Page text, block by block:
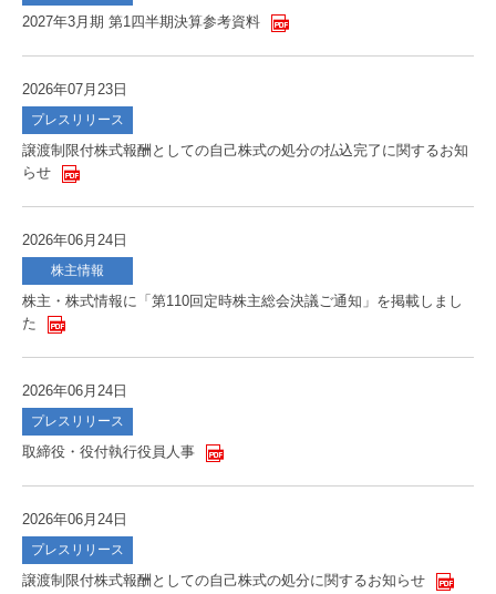
2027年3月期 第1四半期決算参考資料
2026年07月23日
プレスリリース
譲渡制限付株式報酬としての自己株式の処分の払込完了に関するお知
らせ
2026年06月24日
株主情報
株主・株式情報に「第110回定時株主総会決議ご通知」を掲載しまし
た
2026年06月24日
プレスリリース
取締役・役付執行役員人事
2026年06月24日
プレスリリース
譲渡制限付株式報酬としての自己株式の処分に関するお知らせ